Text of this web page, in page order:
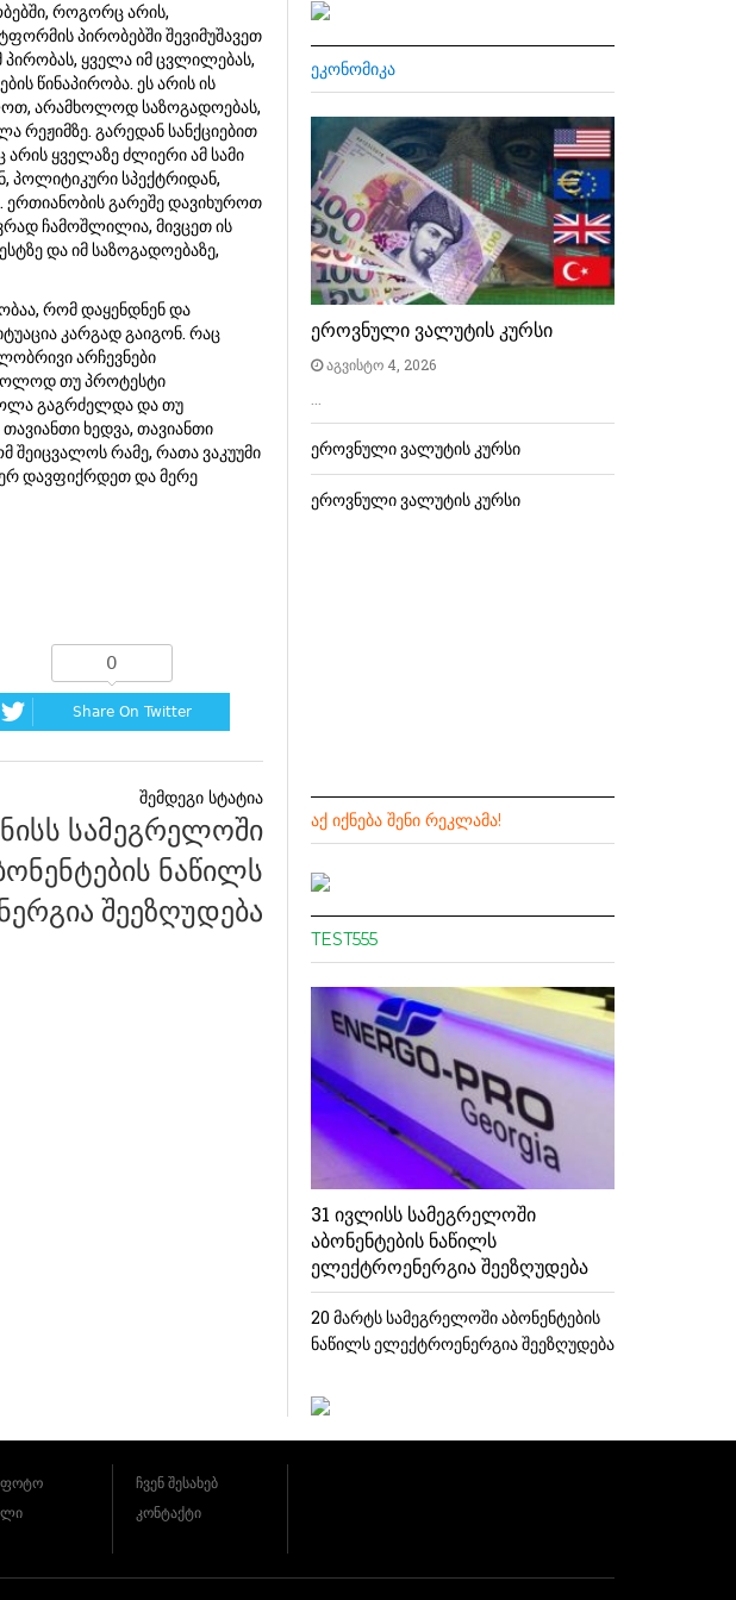
როგორც არის,
პირობებში შევიმუშავეთ
ყველა იმ ცვლილებას,
წინაპირობა. ეს არის ის
არამხოლოდ საზოგადოებას,
რეჟიმზე. გარედან სანქციებით
ყველაზე ძლიერი ამ სამი
პოლიტიკური სპექტრიდან,
გარეშე დავიხუროთ
ჩამოშლილია, მივცეთ ის
და იმ საზოგადოებაზე,
რომ დაყენდნენ და
კარგად გაიგონ. რაც
არჩევნები
თუ პროტესტი
გაგრძელდა და თუ
ხედვა, თავიანთი
რამე, რათა ვაკუუმი
დავფიქრდეთ და მერე
0
Share On Twitter
სამეგრელოში
ნაწილს
შეეზღუდება
ᲔᲙᲝᲜᲝᲛᲘᲙᲐ
ეროვნული ვალუტის კურსი
აგვისტო 4, 2026
…
ეროვნული ვალუტის კურსი
ეროვნული ვალუტის კურსი
ᲐᲥ ᲘᲥᲜᲔᲑᲐ ᲨᲔᲜᲘ ᲠᲔᲙᲚᲐᲛᲐ!
TEST555
31 ივლისს სამეგრელოში
აბონენტების ნაწილს
ელექტროენერგია შეეზღუდება
20 მარტს სამეგრელოში აბონენტების
ნაწილს ელექტროენერგია შეეზღუდება
ფოტო
ჩვენ შესახებ
კონტაქტი